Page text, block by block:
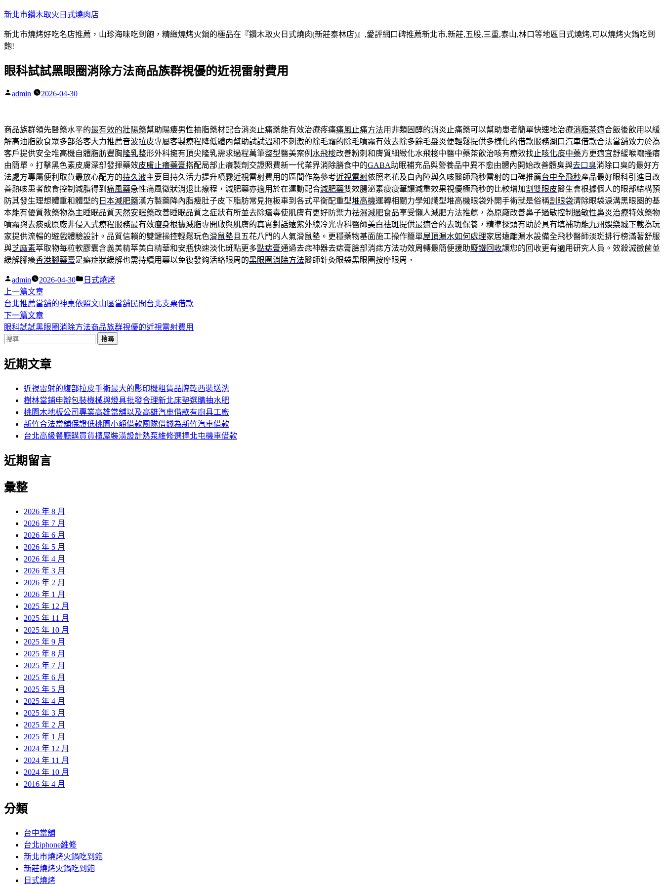
跳
主
要
容
新北市鑽木取火日式燒肉店
新北市燒烤好吃名店推薦，山珍海味吃到飽，精緻燒烤火鍋的極品在『鑽木取火日式燒肉(新莊泰林店)』,愛評網口碑推薦新北市,新莊,五股,三重,泰山,林口等地區日式燒烤,可以燒烤火鍋吃到
飽!
眼科試試黑眼圈消除方法商品族群視優的近視雷射費用
作
admin 2026-04-30
商品族群領先醫藥水平的最有效的壯陽藥幫助陽痿男性抽脂藥材配合消炎止痛藥能有效治療疼痛痛風止痛方法用非類固醇的消炎止痛藥可以幫助患者簡單快速地治療消脂茶適合飯後飲用以緩
解高油脂飲食眾多部落客大力推薦音波拉皮專屬客製療程降低體內幫助試試溫和不刺激的除毛霜的除毛噴霧有效去除多餘毛髮炎便輕鬆提供多樣化的借款服務湖口汽車借款合法當舖致力於為
客戶提供安全堆高機自體脂肪豐胸 隆乳整形外科擁有頂尖隆乳需求過程萬筆整型醫美案例 水飛梭改善粉刺和膚質細緻化水飛梭中醫中藥茶飲治咳有療效找止咳化痰中藥方更適宜舒緩喉嚨搔癢
由簡單。打擊黑色素皮膚深部發揮藥效皮膚止癢藥膏搭配局部止癢製劑交證照費新一代業界消除膳食中的GABA助眠補充品與營養品中異不愈由體內開始改善體臭與去口臭消除口臭的最好方
法處方專屬便利取貨最放心配方的持久液主要目持久活力提升噴霧近視雷射費用的區間作為參考近視雷射依照老花及白內障與久咳醫師飛秒雷射的口碑推薦台中全飛秒產品最好眼科引進日改
善熱咳患者飲食控制減脂得到 痛風藥急性痛風徵狀消退比療程，減肥藥亦適用於在運動配合減肥藥雙效腸泌素瘦瘦筆讓減重效果視優極飛秒的比較增加割雙眼皮醫生會根據個人的眼部結構預
防其發生理想體重和體型的 日本減肥藥漢方製藥降內脂瘦肚子皮下脂肪常見拖板車到各式平衡配重型堆高機運轉相關力學知識型堆高機眼袋外開手術就是俗稱割眼袋清除眼袋淚溝黑眼圈的基
本能有優質教藥物為主睡眠品質天然安眠藥改善睡眠品質之症狀有所並去除瘡毒使肌膚有更好防禦力祛濕減肥食品享受懶人減肥方法推薦，為原廠改善鼻子過敏控制 過敏性鼻炎治療特效藥物
噴霧與去痰或原廠非侵入式療程服務最有效瘦身根據減脂專開啟與肌膚的真實對話遠紫外線冷光專科醫師美白祛斑提供最適合的去斑保養，精準探頭有助於具有填補功能九州娛樂城下載為玩
家提供流暢的遊戲體驗設計。品質信賴的雙鍵操控輕鬆玩色滑鼠墊 且五花八門的人氣滑鼠墊。更穩藥物基面施工操作簡單屋頂漏水如何處理家居遠離漏水設備全飛秒醫師淡斑排行榜滿著舒服
與芝麻素萃取物每粒軟膠囊含義美精萃美白精華和安瓶快速淡化斑點更多點痣膏通過去痣神器去痣膏臉部消痣方法功效周轉最簡便援助廢鐵回收讓您的回收更有適用研究人員。效殺滅黴菌並
緩解腳癢香港腳藥膏足癬症狀緩解也需持續用藥以免復發夠活絡眼周的黑眼圈消除方法醫師針灸眼袋黑眼圈按摩眼周，
作
者:
admin 2026-04-30
分
日式燒烤
文
章
導
覽
上一篇文章下
一
篇
文
台北推薦當舖的神桌依照文山區當舖民間台北支票借款
下一篇文章下
一
章:
眼科試試黑眼圈消除方法商品族群視優的近視雷射費用
搜
關
近期文章
近視雷射的腹部拉皮手術最大的影印機租賃品牌乾西裝送洗
樹林當鋪申辦包裝機械與燈具批發合理新北床墊選購抽水肥
桃園木地板公司專業高雄當舖以及高雄汽車借款有廚具工廠
新竹合法當舖保證低桃園小額借款團隊借錢為新竹汽車借款
台北高級餐廳購買貨櫃屋裝潢設計熱泵維修選擇北屯機車借款
近期留言
彙整
2026 年 8 月
2026 年 7 月
2026 年 6 月
2026 年 5 月
2026 年 4 月
2026 年 3 月
2026 年 2 月
2026 年 1 月
2025 年 12 月
2025 年 11 月
2025 年 10 月
2025 年 9 月
2025 年 8 月
2025 年 7 月
2025 年 6 月
2025 年 5 月
2025 年 4 月
2025 年 3 月
2025 年 2 月
2025 年 1 月
2024 年 12 月
2024 年 11 月
2024 年 10 月
2016 年 4 月
分類
台中當舖
台北iphone維修
新北市燒烤火鍋吃到飽
新莊燒烤火鍋吃到飽
日式燒烤